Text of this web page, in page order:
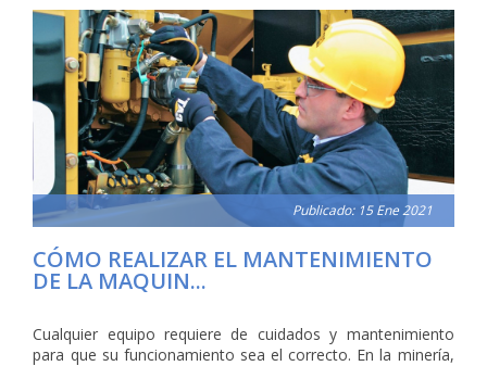
Publicado: 15 Ene 2021
CÓMO REALIZAR EL MANTENIMIENTO
DE LA MAQUIN...
Cualquier equipo requiere de cuidados y mantenimiento
para que su funcionamiento sea el correcto. En la minería,